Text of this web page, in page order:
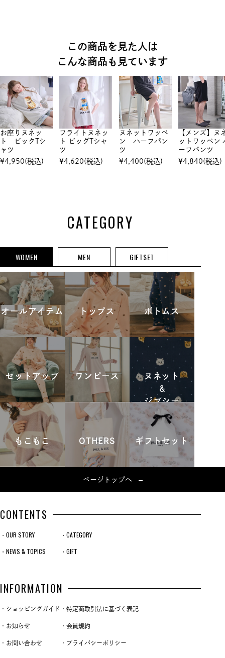
この商品を見た人は
こんな商品も見ています
お座りヌネッ
ト ビックTシ
ャツ
¥4,950(税込)
フライトヌネッ
ト ビッグTシャ
ツ
¥4,620(税込)
ヌネットワッペ
ン ハーフパン
ツ
¥4,400(税込)
【メンズ】ヌ
ットワッペン
ーフパンツ
¥4,840(税込)
CATEGORY
WOMEN MEN GIFTSET
オールアイテム トップス ボトムス
セットアップ ワンピース
ヌネット
&
ジプシー
もこもこ OTHERS ギフトセット
ページトップへ
CONTENTS
・OUR STORY
・NEWS & TOPICS
・CATEGORY
・GIFT
INFORMATION
・ショッピングガイド
・お知らせ
・お問い合わせ
・特定商取引法に基づく表記
・会員規約
・プライバシーポリシー